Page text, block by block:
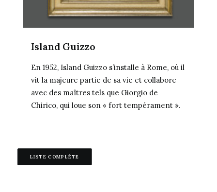
Island Guizzo
En 1952, Island Guizzo s’installe à Rome, où il
vit la majeure partie de sa vie et collabore
avec des maîtres tels que Giorgio de
Chirico, qui loue son « fort tempérament ».
LISTE COMPLÈTE